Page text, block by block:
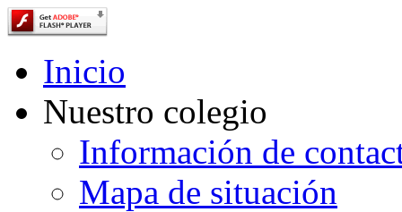
Inicio
Nuestro colegio
Información de
Mapa de situación